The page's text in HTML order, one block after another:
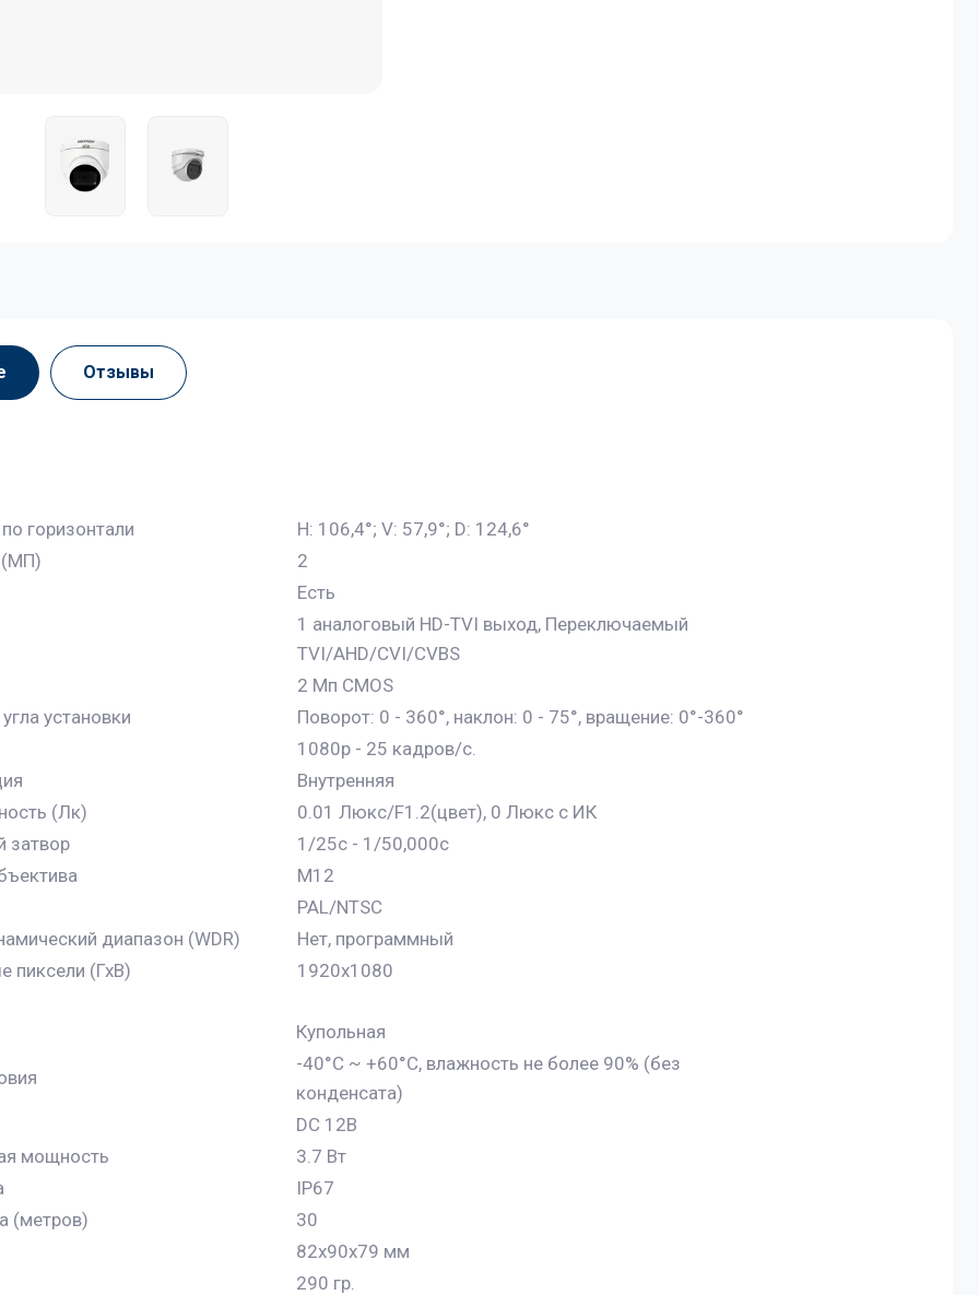
Отзывы
горизонтали
H: 106,4°; V: 57,9°; D: 124,6°
(МП)
2
Есть
1 аналоговый HD-TVI выход, Переключаемый
TVI/AHD/CVI/CVBS
2 Мп CMOS
установки
Поворот: 0 - 360°, наклон: 0 - 75°, вращение: 0°-360°
1080p - 25 кадров/с.
Внутренняя
(Лк)
0.01 Люкс/F1.2(цвет), 0 Люкс с ИК
затвор
1/25с - 1/50,000с
M12
PAL/NTSC
диапазон (WDR)
Нет, программный
пиксели (ГхВ)
1920x1080
Купольная
-40°C ~ +60°C, влажность не более 90% (без
конденсата)
DC 12В
мощность
3.7 Вт
IP67
(метров)
30
82x90x79 мм
290 гр.